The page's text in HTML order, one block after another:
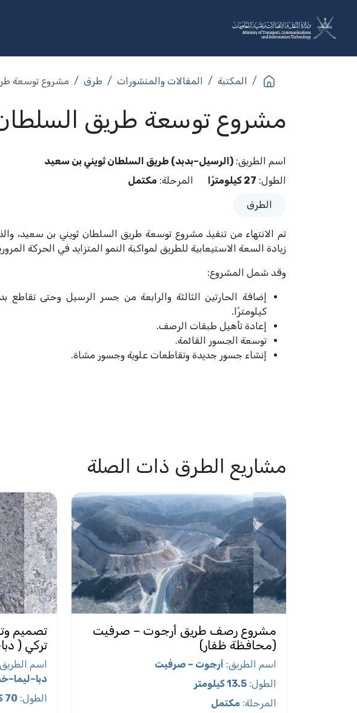
المكتبة المقالات والمنشورات طرق مشروع توسعة
مشروع توسعة طريق
اسم الطريق: (الرسيل–بدبد) طريق السلطان ثويني بن سعيد
الطول: 27 كيلومترًا المرحلة: مكتمل
الطرق
تم الانتهاء من تنفيذ مشروع توسعة طريق السلطان ثويني بن سعيد،
زيادة السعة الاستيعابية للطريق لمواكبة النمو المتزايد في الحركة
وقد شمل المشروع:
كيلومترًا.
إعادة تأهيل طبقات الرصف.
توسعة الجسور القائمة.
إنشاء جسور جديدة وتقاطعات علوية وجسور مشاة.
مشاريع الطرق ذات الصلة
مشروع رصف طريق أرجوت – صرفيت
(محافظة ظفار)
اسم الطريق: أرجوت – صرفيت
الطول: 13.5 كيلومتر
المرحلة: مكتمل
تصميم
تركي (
اسم الطريق
الطول: 70 كيلومتر